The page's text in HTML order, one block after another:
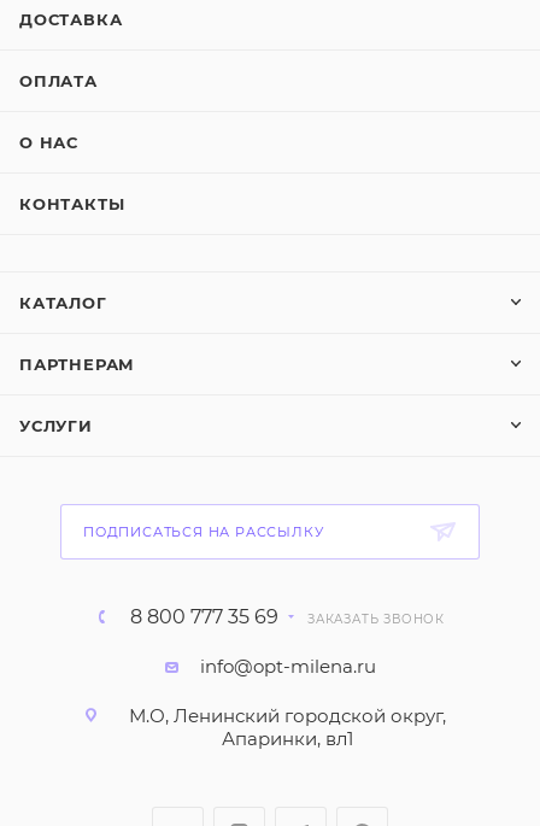
ДОСТАВКА
ОПЛАТА
О НАС
КОНТАКТЫ
КАТАЛОГ
ПАРТНЕРАМ
УСЛУГИ
ПОДПИСАТЬСЯ НА РАССЫЛКУ
8 800 777 35 69 ЗАКАЗАТЬ ЗВОНОК
info@opt-milena.ru
М.О, Ленинский городской округ,
Апаринки, вл1